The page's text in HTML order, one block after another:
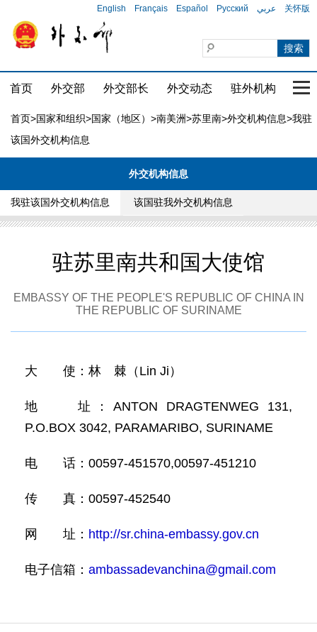
English Français Español Русский عربي 关怀版
首页 外交部 外交部长 外交动态 驻外机构 国
首页>国家和组织>国家（地区） >南美洲>苏里南>外交机构信息>我驻
该国外交机构信息
外交机构信息
我驻该国外交机构信息 该国驻我外交机构信息
驻苏里南共和国大使馆
EMBASSY OF THE PEOPLE'S REPUBLIC OF CHINA IN
THE REPUBLIC OF SURINAME
大 使：林 棘（Lin Ji）
地 址：ANTON DRAGTENWEG 131,
P.O.BOX 3042, PARAMARIBO, SURINAME
电 话：00597-451570,00597-451210
传 真：00597-452540
网 址： http://sr.china-embassy.gov.cn
电子信箱： ambassadevanchina@gmail.com